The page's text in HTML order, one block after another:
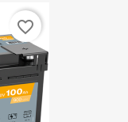
favorite_border